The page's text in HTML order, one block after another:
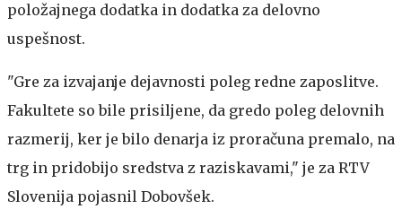
položajnega dodatka in dodatka za delovno
uspešnost.
"Gre za izvajanje dejavnosti poleg redne zaposlitve.
Fakultete so bile prisiljene, da gredo poleg delovnih
razmerij, ker je bilo denarja iz proračuna premalo, na
trg in pridobijo sredstva z raziskavami," je za RTV
Slovenija pojasnil Dobovšek.